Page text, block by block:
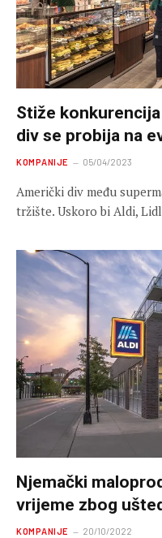
Stiže
div se probija na
KOMPANIJE 05/04/2023
Američki div među
tržište. Uskoro bi Aldi,
Njemački
vrijeme zbog
KOMPANIJE 20/10/2022